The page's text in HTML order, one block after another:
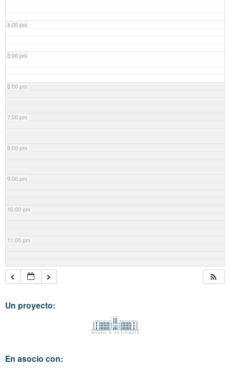
4:00 pm
5:00 pm
6:00 pm
7:00 pm
8:00 pm
9:00 pm
10:00 pm
11:00 pm
Un proyecto:
En asocio con: